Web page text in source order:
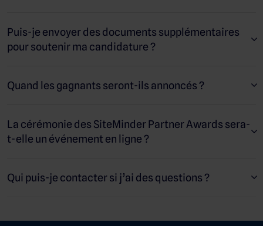
Puis-je envoyer des documents supplémentaires
pour soutenir ma candidature ?
Quand les gagnants seront-ils annoncés ?
La cérémonie des SiteMinder Partner Awards sera-
t-elle un événement en ligne ?
Qui puis-je contacter si j’ai des questions ?